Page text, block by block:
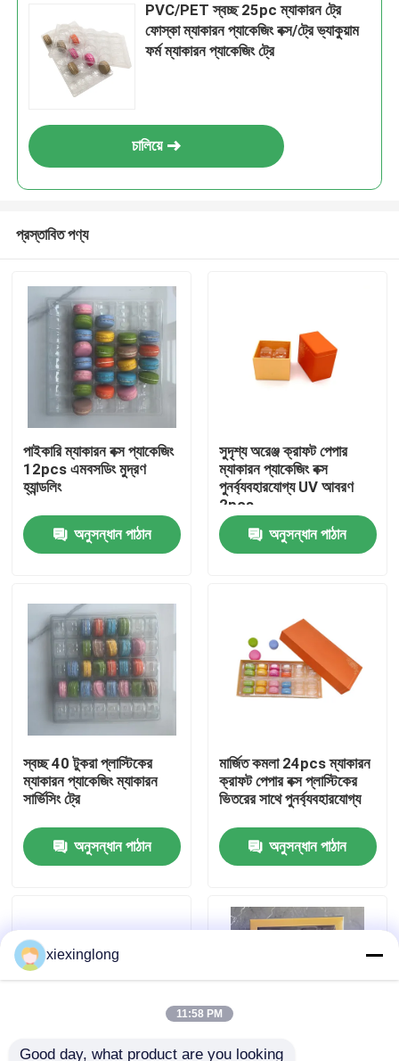
পণ্য
ভিডিও
আমাদের সম্বন্ধে
কারখানা পরিদর্শন
গুণমান নিয়ন্ত্রণ
খবর
ইপিএস ইপিপি ফোম
PVC/PET স্বচ্ছ 25pc ম্যাকারন ট্রে
ফোস্কা ম্যাকারন প্যাকেজিং বক্স/ট্রে ভ্যাকুয়াম
ফর্ম ম্যাকারন প্যাকেজিং ট্রে
চালিয়ে
প্রস্তাবিত পণ্য
পাইকারি ম্যাকারন বক্স প্যাকেজিং
12pcs এমবসডিং মুদ্রণ
হ্যান্ডলিং
অনুসন্ধান পাঠান
সুদৃশ্য অরেঞ্জ ক্রাফট পেপার
ম্যাকারন প্যাকেজিং বক্স
পুনর্ব্যবহারযোগ্য UV আবরণ
2pcs
অনুসন্ধান পাঠান
স্বচ্ছ 40 টুকরা প্লাস্টিকের
ম্যাকারন প্যাকেজিং ম্যাকারন
সার্ভিসিং ট্রে
অনুসন্ধান পাঠান
মার্জিত কমলা 24pcs ম্যাকারন
ক্রাফট পেপার বক্স প্লাস্টিকের
ভিতরের সাথে পুনর্ব্যবহারযোগ্য
অনুসন্ধান পাঠান
xiexinglong
11:58 PM
Good day, what product are you looking